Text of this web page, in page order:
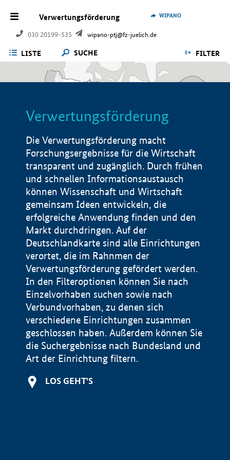
Verwertungsförderung
030 20199-535 wipano-ptj@fz-juelich.de
WIPANO
LISTE SUCHE FILTER
Verwertungsförderung
Die Verwertungsförderung macht
Forschungsergebnisse für die Wirtschaft
transparent und zugänglich. Durch frühen
und schnellen Informationsaustausch
können Wissenschaft und Wirtschaft
gemeinsam Ideen entwickeln, die
erfolgreiche Anwendung finden und den
Markt durchdringen. Auf der
Deutschlandkarte sind alle Einrichtungen
verortet, die im Rahnmen der
Verwertungsförderung gefördert werden.
In den Filteroptionen können Sie nach
Einzelvorhaben suchen sowie nach
Verbundvorhaben, zu denen sich
verschiedene Einrichtungen zusammen
geschlossen haben. Außerdem können Sie
die Suchergebnisse nach Bundesland und
Art der Einrichtung filtern.
LOS GEHT'S